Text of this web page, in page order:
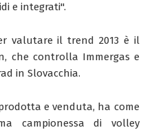
e integrati".
valutare il trend 2013 è il
che controlla Immergas e
in Slovacchia.
e venduta, ha come
campionessa di volley